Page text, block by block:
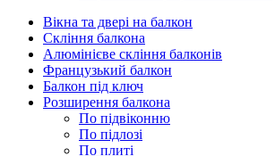
Вікна та двері на балкон
Скління балкона
Алюмінієве скління балконів
Французький балкон
Балкон під ключ
Розширення балкона
По підвіконню
По підлозі
По плиті